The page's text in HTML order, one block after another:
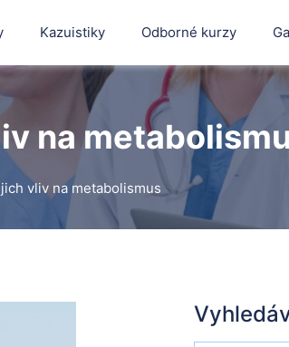
Kazuistiky Odborné kurzy
na
vliv na metabolismus